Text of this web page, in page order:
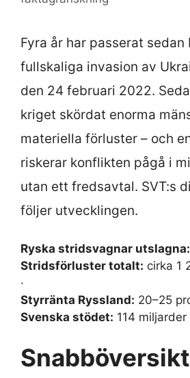
Fyra år har passerat sedan
fullskaliga invasion av
den 24 februari 2022.
kriget skördat enorma
materiella förluster – och
riskerar konflikten pågå i
utan ett fredsavtal. SVT:s
följer utvecklingen.
Ryska stridsvagnar utslagna:
Stridsförluster totalt: cirka 1
·
Styrränta Ryssland: 20–25
Svenska stödet: 114
Snabböversikt